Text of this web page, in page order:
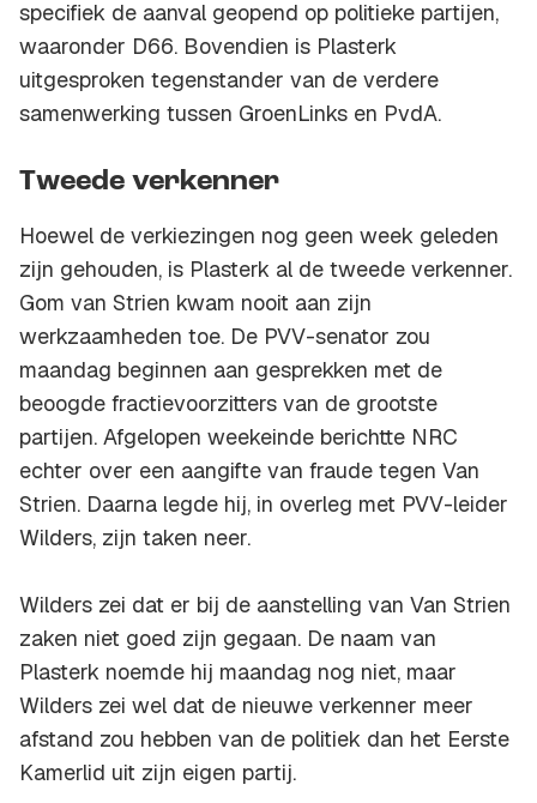
specifiek de aanval geopend op politieke partijen,
waaronder D66. Bovendien is Plasterk
uitgesproken tegenstander van de verdere
samenwerking tussen GroenLinks en PvdA.
Tweede verkenner
Hoewel de verkiezingen nog geen week geleden
zijn gehouden, is Plasterk al de tweede verkenner.
Gom van Strien kwam nooit aan zijn
werkzaamheden toe. De PVV-senator zou
maandag beginnen aan gesprekken met de
beoogde fractievoorzitters van de grootste
partijen. Afgelopen weekeinde berichtte NRC
echter over een aangifte van fraude tegen Van
Strien. Daarna legde hij, in overleg met PVV-leider
Wilders, zijn taken neer.
Wilders zei dat er bij de aanstelling van Van Strien
zaken niet goed zijn gegaan. De naam van
Plasterk noemde hij maandag nog niet, maar
Wilders zei wel dat de nieuwe verkenner meer
afstand zou hebben van de politiek dan het Eerste
Kamerlid uit zijn eigen partij.